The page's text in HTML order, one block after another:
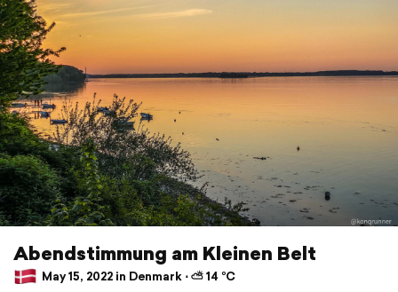
Abendstimmung am Kleinen Belt
May 15, 2022 in Denmark ⋅ ⛅ 14 °C